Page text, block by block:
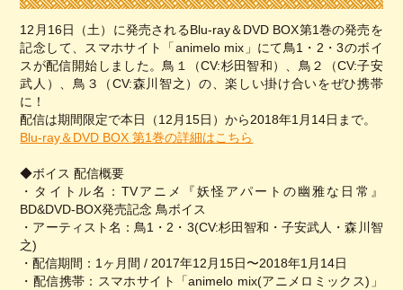
12月16日（土）に発売されるBlu-ray＆DVD BOX第1巻の発売を
記念して、スマホサイト「animelo mix」にて鳥1・2・3のボイ
スが配信開始しました。鳥１（CV:杉田智和）、鳥２（CV:子安
武人）、鳥３（CV:森川智之）の、楽しい掛け合いをぜひ携帯
に！
配信は期間限定で本日（12月15日）から2018年1月14日まで。
Blu-ray＆DVD BOX 第1巻の詳細はこちら
◆ボイス 配信概要
・タイトル名：TVアニメ『妖怪アパートの幽雅な日常』
BD&DVD-BOX発売記念 鳥ボイス
・アーティスト名：鳥1・2・3(CV:杉田智和・子安武人・森川智
之)
・配信期間：1ヶ月間 / 2017年12月15日〜2018年1月14日
・配信携帯：スマホサイト「animelo mix(アニメロミックス)」